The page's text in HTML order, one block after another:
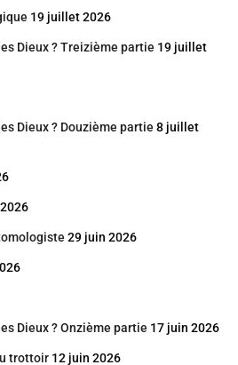
19 juillet 2026
Dieux ? Treizième partie 19 juillet
Dieux ? Douzième partie 8 juillet
29 juin 2026
Dieux ? Onzième partie 17 juin 2026
trottoir 12 juin 2026